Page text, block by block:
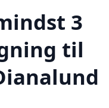
3
til